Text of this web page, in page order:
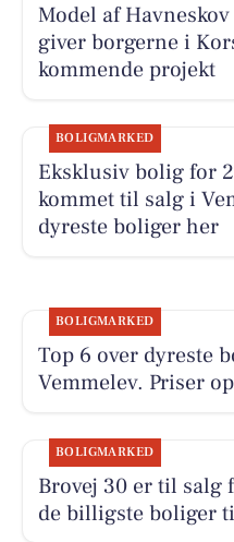
Model af
giver borgerne i
kommende projekt
BOLIGMARKED
Eksklusiv bolig for
kommet til salg i
dyreste boliger her
BOLIGMARKED
Top 6 over dyreste
Vemmelev. Priser
BOLIGMARKED
Brovej 30 er til salg
de billigste boliger